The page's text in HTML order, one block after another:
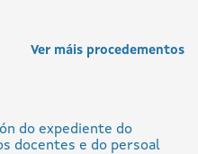
Ver máis procedementos
do expediente do
docentes e do persoal